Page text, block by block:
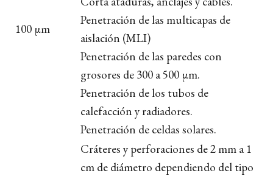
100 μm
Penetración de las multicapas de
aislación (MLI)
Penetración de las paredes con
grosores de 300 a 500 μm.
Penetración de los tubos de
calefacción y radiadores.
Penetración de celdas solares.
Cráteres y perforaciones de 2 mm a 1
cm de diámetro dependiendo del tipo